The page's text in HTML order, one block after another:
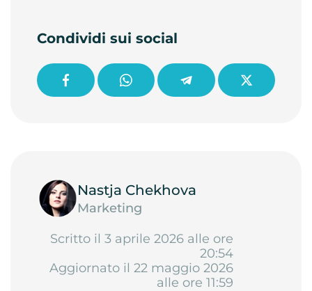
Condividi sui social
Nastja Chekhova
Marketing
Scritto il 3 aprile 2026 alle ore
20:54
Aggiornato il 22 maggio 2026
alle ore 11:59